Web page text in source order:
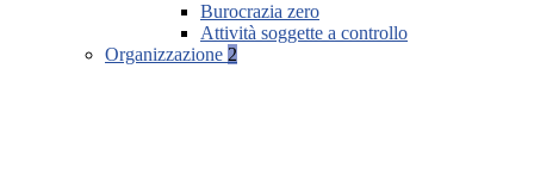
Burocrazia zero
Attività soggette a controllo
Organizzazione 2